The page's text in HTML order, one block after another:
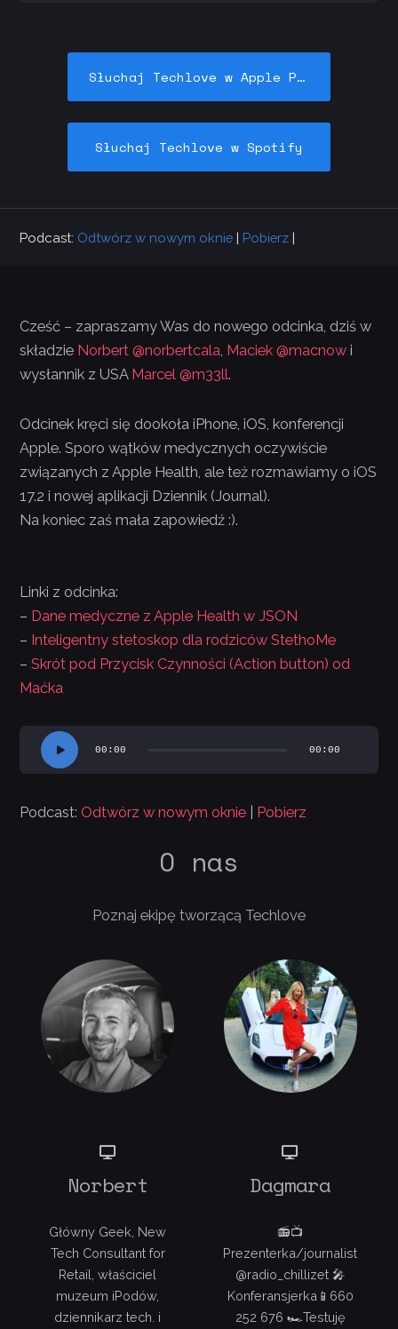
Słuchaj Techlove w Apple Podcasts
Słuchaj Techlove w Spotify
Podcast: Odtwórz w nowym oknie | Pobierz |
Cześć – zapraszamy Was do nowego odcinka, dziś w
składzie Norbert @norbertcala, Maciek @macnow i
wysłannik z USA Marcel @m33ll.
Odcinek kręci się dookoła iPhone, iOS, konferencji
Apple. Sporo wątków medycznych oczywiście
związanych z Apple Health, ale też rozmawiamy o iOS
17.2 i nowej aplikacji Dziennik (Journal).
Na koniec zaś mała zapowiedź :).
Linki z odcinka:
– Dane medyczne z Apple Health w JSON
– Inteligentny stetoskop dla rodziców StethoMe
–Skrót pod Przycisk Czynności (Action button) od
Maćka
Odtwarzacz
plików
00:00 00:00
Podcast:Odtwórz w nowym oknie Pobierz
O nas
Poznaj ekipę tworzącą Techlove
Norbert
Główny Geek, New
Tech Consultant for
Retail, właściciel
muzeum iPodów,
dziennikarz tech. i
Dagmara
📻📺
Prezenterka/journalist
@radio_chillizet 🎤
Konferansjerka📱660
252 676 🏎Testuję